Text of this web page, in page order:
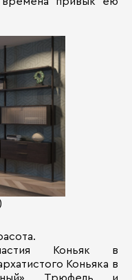
Коньяк в
Коньяка в
Трюфель и